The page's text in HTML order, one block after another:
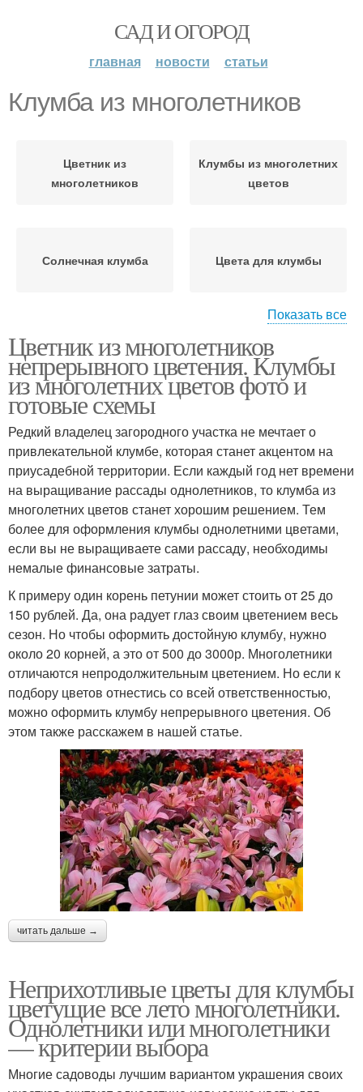
САД И ОГОРОД
главная новости статьи
Клумба из многолетников
Цветник из
многолетников
Клумбы из многолетних
цветов
Солнечная клумба Цвета для клумбы
многолетники
Бордюр на клумбе
Клумбы из
многолетников
Многолетний клумба
Подходящий
многолетник
Долгоцветущие
многолетники
Многолетники для дачи
Показать все
Цветник из многолетников
непрерывного цветения. Клумбы
из многолетних цветов фото и
готовые схемы
Редкий владелец загородного участка не мечтает о
привлекательной клумбе, которая станет акцентом на
приусадебной территории. Если каждый год нет времени
на выращивание рассады однолетников, то клумба из
многолетних цветов станет хорошим решением. Тем
более для оформления клумбы однолетними цветами,
если вы не выращиваете сами рассаду, необходимы
немалые финансовые затраты.
К примеру один корень петунии может стоить от 25 до
150 рублей. Да, она радует глаз своим цветением весь
сезон. Но чтобы оформить достойную клумбу, нужно
около 20 корней, а это от 500 до 3000р. Многолетники
отличаются непродолжительным цветением. Но если к
подбору цветов отнестись со всей ответственностью,
можно оформить клумбу непрерывного цветения. Об
этом также расскажем в нашей статье.
читать дальше →
Неприхотливые цветы для клумбы
цветущие все лето многолетники.
Однолетники или многолетники
— критерии выбора
Многие садоводы лучшим вариантом украшения своих